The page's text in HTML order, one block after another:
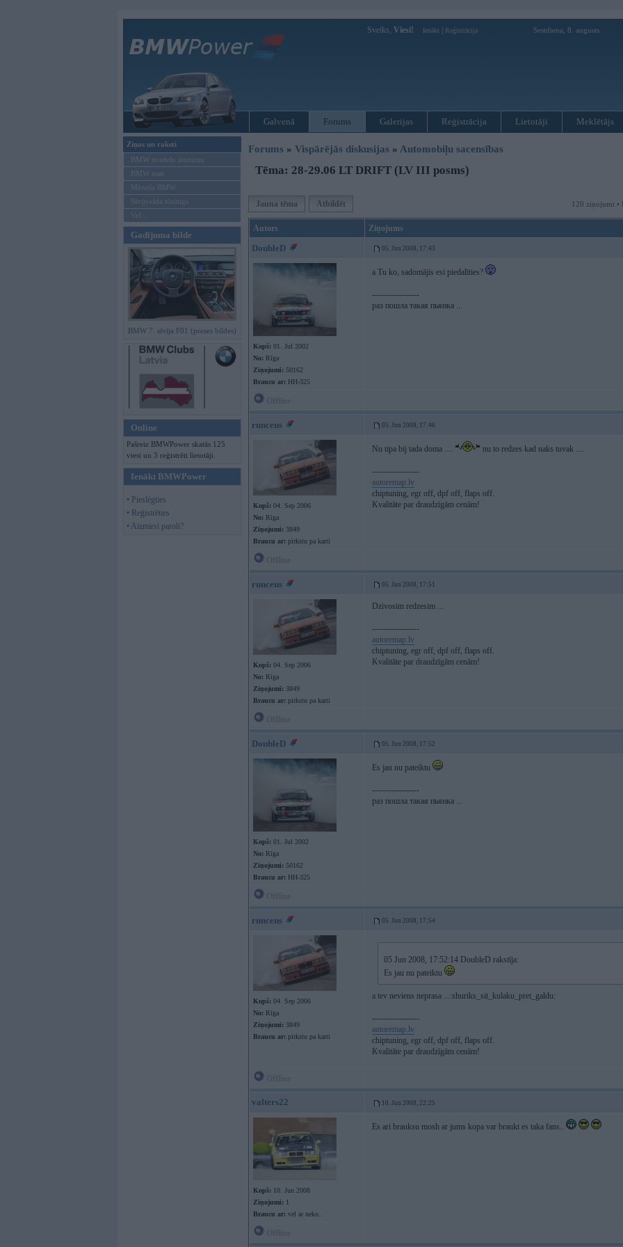
Sveiks, Viesi! Ienākt Reģistrācija Sestdiena, 8. augusts
Galvenā Forums Galerijas Reģistrācija Lietotāji Meklētājs
Ziņas un raksti
BMW modeļu jaunumi
BMW testi
Mēneša BMW
Sērijveida tūnings
Vel...
Gadījuma bilde
BMW 7. sērija F01 (preses bildes)
Online
Pašreiz BMWPower skatās 125
viesi un 3 reģistrēti lietotāji.
Ienākt BMWPower
• Pieslēgties
• Reģistrēties
• Aizmirsi paroli?
Forums » Vispārējās diskusijas » Automobiļu sacensības
Tēma: 28-29.06 LT DRIFT (LV III posms)
Jauna tēma Atbildēt 120 ziņojumi •
Autors Ziņojums
DoubleD 05. Jun 2008, 17:43
Kopš: 01. Jul 2002
No: Rīga
Ziņojumi: 50162
Braucu ar: HH-325
a Tu ko, sadomājis esi piedalīties?
-----------------
раз пошла такая пьянка ...
runcens 05. Jun 2008, 17:46
Kopš: 04. Sep 2006
No: Rīga
Ziņojumi: 3849
Braucu ar: pirkstu pa karti
Nu tipa bij tada doma .... nu to redzes kad naks tuvak ....
-----------------
autoremap.lv
chiptuning, egr off, dpf off, flaps off.
Kvalitāte par draudzīgām cenām!
runcens 05. Jun 2008, 17:51
Kopš: 04. Sep 2006
No: Rīga
Ziņojumi: 3849
Braucu ar: pirkstu pa karti
Dzivosim redzesim ...
-----------------
autoremap.lv
chiptuning, egr off, dpf off, flaps off.
Kvalitāte par draudzīgām cenām!
DoubleD 05. Jun 2008, 17:52
Kopš: 01. Jul 2002
No: Rīga
Ziņojumi: 50162
Braucu ar: HH-325
Es jau nu pateiktu
-----------------
раз пошла такая пьянка ...
runcens 05. Jun 2008, 17:54
Kopš: 04. Sep 2006
No: Rīga
Ziņojumi: 3849
Braucu ar: pirkstu pa karti
05 Jun 2008, 17:52:14 DoubleD rakstīja:
Es jau nu pateiktu
a tev neviens neprasa ...:shuriks_sit_kulaku_pret_galdu:
-----------------
autoremap.lv
chiptuning, egr off, dpf off, flaps off.
Kvalitāte par draudzīgām cenām!
valters22 10. Jun 2008, 22:25
Kopš: 10. Jun 2008
Ziņojumi: 1
Braucu ar: vel ar neko..
Es ari brauksu mosh ar jums kopa var braukt es taka fans..